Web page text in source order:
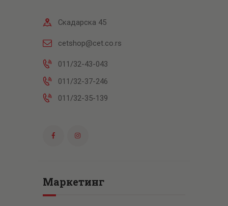
Скадарска 45
cetshop@cet.co.rs
011/32-43-043
011/32-37-246
011/32-35-139
Маркетинг